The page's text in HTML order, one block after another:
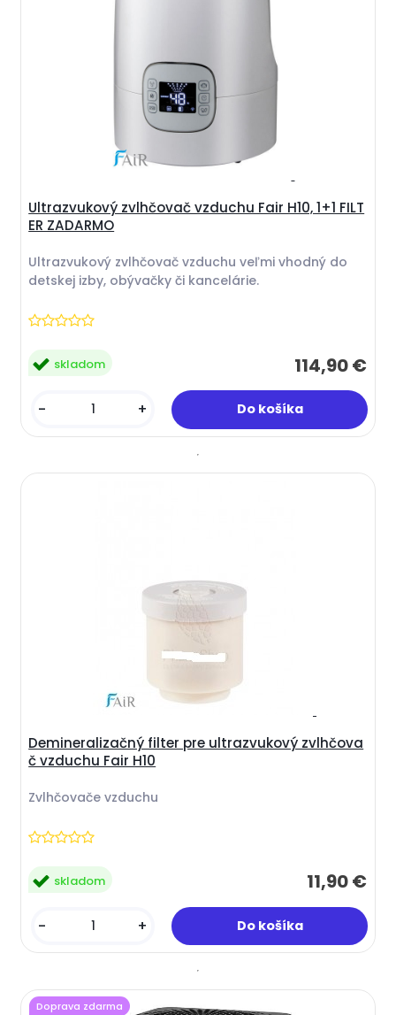
Ultrazvukový zvlhčovač vzduchu Fair H10, 1+1 FILT
ER ZADARMO
Ultrazvukový zvlhčovač vzduchu veľmi vhodný do
detskej izby, obývačky či kancelárie.
114,90 €
skladom
- +
Demineralizačný filter pre ultrazvukový zvlhčova
č vzduchu Fair H10
Zvlhčovače vzduchu
11,90 €
skladom
- +
Doprava zdarma